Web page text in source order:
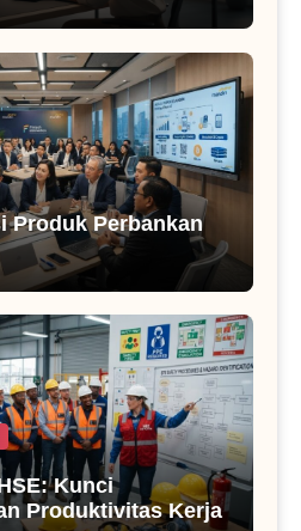
Produk Perbankan
Kunci
Produktivitas Kerja